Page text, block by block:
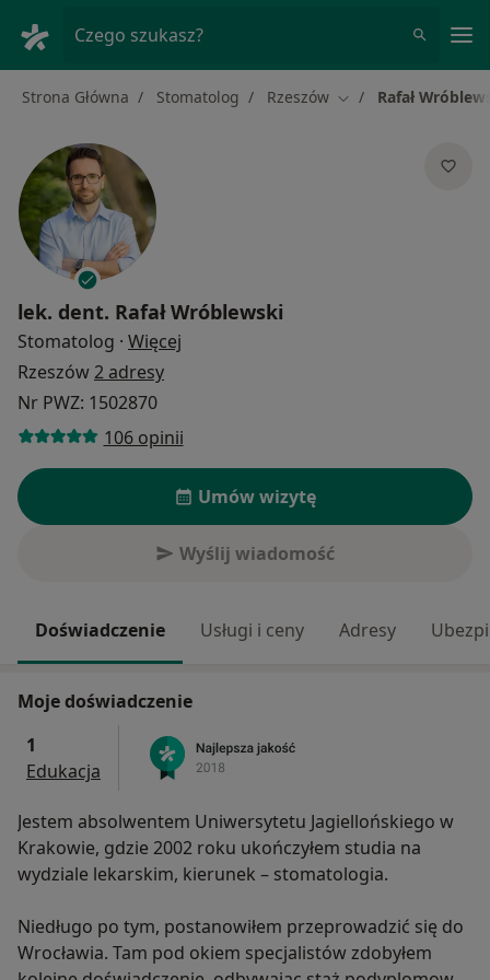
Czego szukasz?
Strona Główna Stomatolog Rzeszów Zmień miasto
Rafał
lek. dent. Rafał Wróblewski
Stomatolog · Więcej
Rzeszów2 adresy
Nr PWZ: 1502870
106 opinii
Umów wizytę
Wyślij wiadomość
Doświadczenie Usługi i ceny Adresy
Moje doświadczenie
1
Edukacja
Jestem absolwentem Uniwersytetu Jagiellońskiego w
Krakowie, gdzie 2002 roku ukończyłem studia na
wydziale lekarskim, kierunek – stomatologia.
Niedługo po tym, postanowiłem przeprowadzić się do
Wrocławia. Tam pod okiem specjalistów zdobyłem